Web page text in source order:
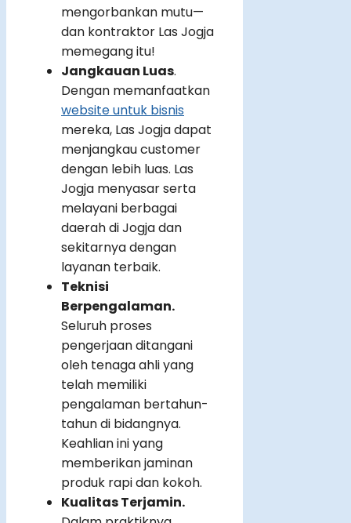
mengorbankan mutu—
dan kontraktor Las Jogja
memegang itu!
Jangkauan Luas.
Dengan memanfaatkan
website untuk bisnis
mereka, Las Jogja dapat
menjangkau customer
dengan lebih luas. Las
Jogja menyasar serta
melayani berbagai
daerah di Jogja dan
sekitarnya dengan
layanan terbaik.
Teknisi
Berpengalaman.
Seluruh proses
pengerjaan ditangani
oleh tenaga ahli yang
telah memiliki
pengalaman bertahun-
tahun di bidangnya.
Keahlian ini yang
memberikan jaminan
produk rapi dan kokoh.
Kualitas Terjamin.